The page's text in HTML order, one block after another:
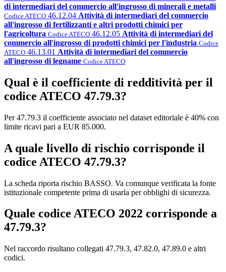
di intermediari del commercio all'ingrosso di minerali e metalli
Codice ATECO 46.12.04 Attività di intermediari del commercio
all'ingrosso di fertilizzanti e altri prodotti chimici per
l'agricoltura Codice ATECO 46.12.05 Attività di intermediari del
commercio all'ingrosso di prodotti chimici per l'industria Codice
ATECO 46.13.01 Attività di intermediari del commercio
all'ingrosso di legname Codice ATECO
Qual è il coefficiente di redditività per il
codice ATECO 47.79.3?
Per 47.79.3 il coefficiente associato nel dataset editoriale è 40% con
limite ricavi pari a EUR 85.000.
A quale livello di rischio corrisponde il
codice ATECO 47.79.3?
La scheda riporta rischio BASSO. Va comunque verificata la fonte
istituzionale competente prima di usarla per obblighi di sicurezza.
Quale codice ATECO 2022 corrisponde a
47.79.3?
Nel raccordo risultano collegati 47.79.3, 47.82.0, 47.89.0 e altri
codici.